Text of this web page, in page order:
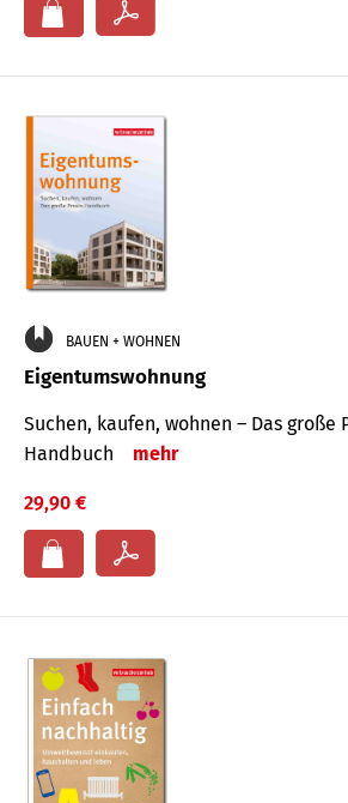
BAUEN + WOHNEN
Eigentumswohnung
Suchen, kaufen, wohnen – Das große
Handbuch
mehr
29,90 €